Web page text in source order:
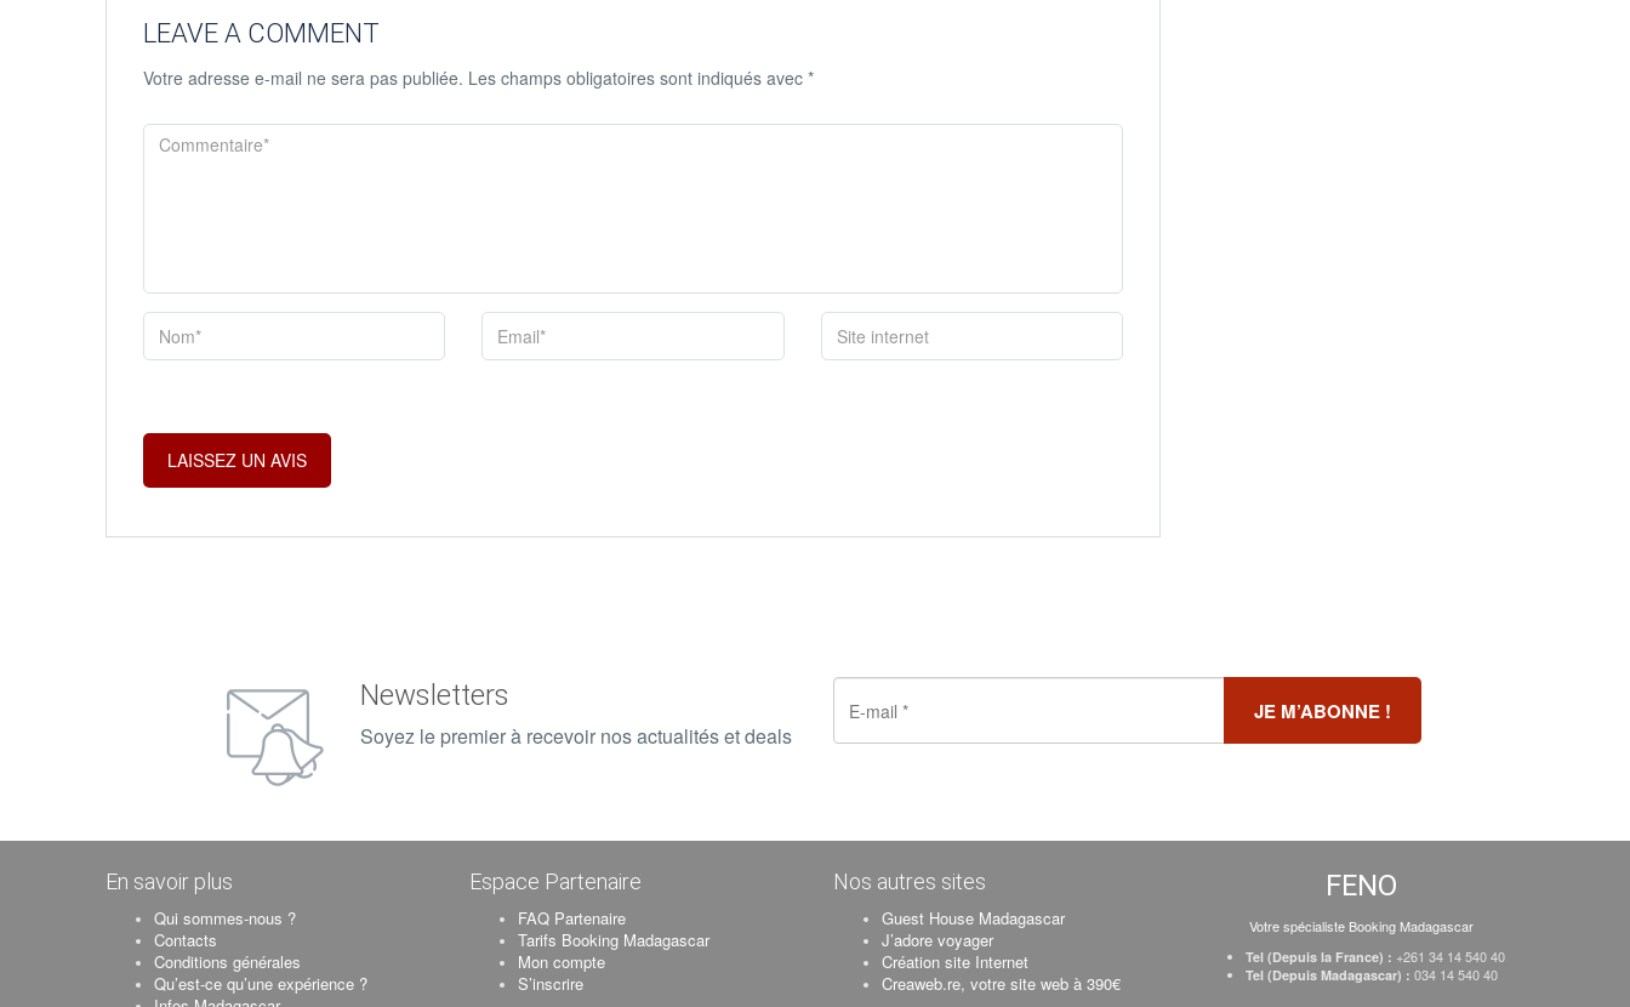
LEAVE A COMMENT
Votre adresse e-mail ne sera pas publiée. Les champs obligatoires sont indiqués avec *
Newsletters
Soyez le premier à recevoir nos actualités et deals
En savoir plus
Qui sommes-nous ?
Contacts
Conditions générales
Qu’est-ce qu’une expérience ?
Espace Partenaire
FAQ Partenaire
Tarifs Booking Madagascar
Mon compte
S’inscrire
Nos autres sites
Guest House Madagascar
J’adore voyager
Création site Internet
Creaweb.re, votre site web à 390€
FENO
Votre spécialiste Booking Madagascar
Tel (Depuis la France) : +261 34 14 540 40
Tel (Depuis Madagascar) : 034 14 540 40